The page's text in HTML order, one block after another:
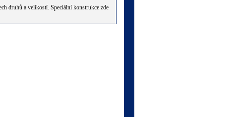
druhů a velikostí. Speciální konstrukce zde